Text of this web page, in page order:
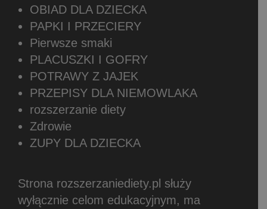
OBIAD DLA DZIECKA
PAPKI I PRZECIERY
Pierwsze smaki
PLACUSZKI I GOFRY
POTRAWY Z JAJEK
PRZEPISY DLA NIEMOWLAKA
rozszerzanie diety
Zdrowie
ZUPY DLA DZIECKA
Strona rozszerzaniediety.pl służy
wyłącznie celom edukacyjnym, ma